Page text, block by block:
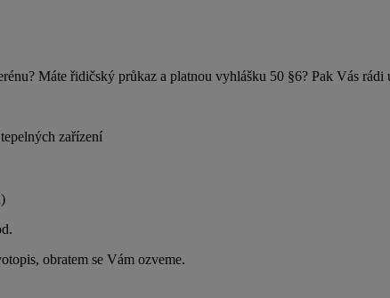
Máte řidičský průkaz a platnou vyhlášku 50 §6? Pak Vás
zařízení
obratem se Vám ozveme.